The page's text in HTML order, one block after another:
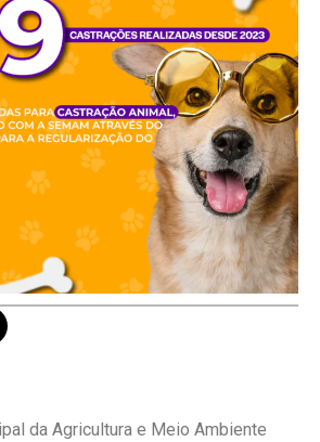
da Agricultura e Meio Ambiente